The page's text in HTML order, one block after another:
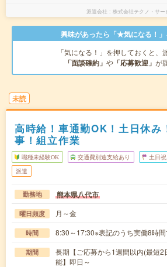
派遣会社 株式会社テクノ・サー
興味があったら「★気になる！」
「気になる！」を押しておくと、
「面談確約」 や 「応募歓迎」 が
未読
高時給！車通勤OK！土日休み
事！組立作業
職種未経験OK 交通費別途支給あり 土日
派遣
勤務地 熊本県八代市
曜日頻度 月～金
時間 8:30～17:30※表記のうち実働8時間
期間
長期【ご応募から1週間以内(最短
能】即日～